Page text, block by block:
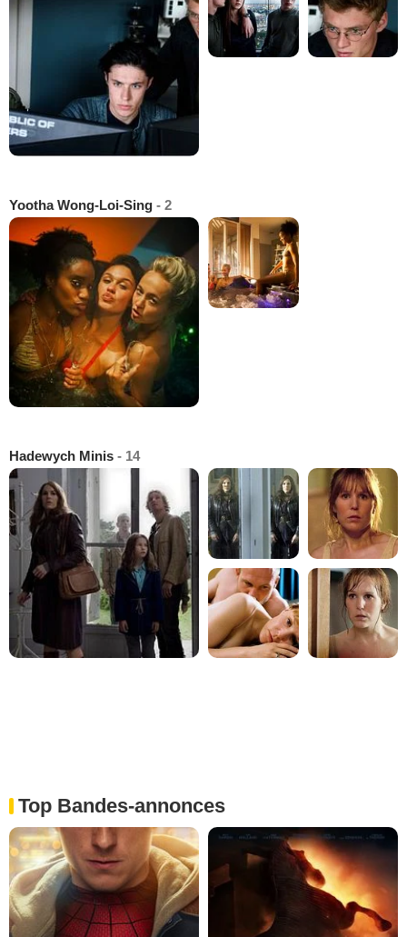
Yootha Wong-Loi-Sing - 2
Hadewych Minis - 14
Top Bandes-annonces